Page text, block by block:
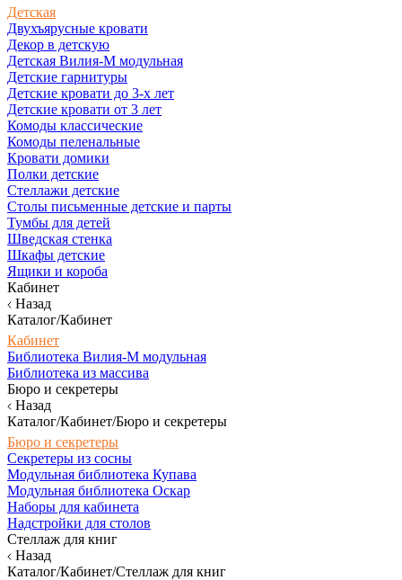
Детская
Двухъярусные кровати
Декор в детскую
Детская Вилия-М модульная
Детские гарнитуры
Детские кровати до 3-х лет
Детские кровати от 3 лет
Комоды классические
Комоды пеленальные
Кровати домики
Полки детские
Стеллажи детские
Столы письменные детские и парты
Тумбы для детей
Шведская стенка
Шкафы детские
Ящики и короба
Кабинет
Назад
Каталог/Кабинет
Кабинет
Библиотека Вилия-М модульная
Библиотека из массива
Бюро и секретеры
Назад
Каталог/Кабинет/Бюро и секретеры
Бюро и секретеры
Секретеры из сосны
Модульная библиотека Купава
Модульная библиотека Оскар
Наборы для кабинета
Надстройки для столов
Стеллаж для книг
Назад
Каталог/Кабинет/Стеллаж для книг